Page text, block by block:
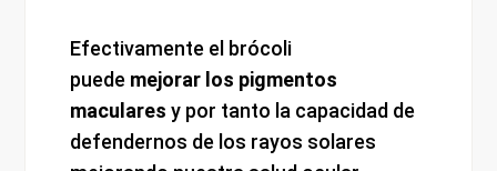
Efectivamente el brócoli
puede mejorar los pigmentos
maculares y por tanto la capacidad de
defendernos de los rayos solares